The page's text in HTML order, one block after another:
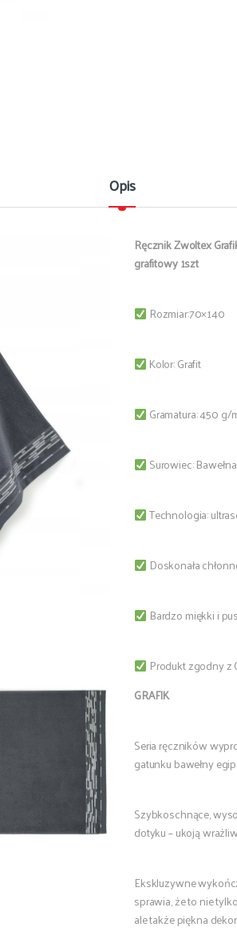
Opis
Ręcznik Zwoltex
grafitowy 1szt
Rozmiar:70×140
Kolor: Grafit
Gramatura: 450 g/
Surowiec:
Technologia:
Doskonała
Bardzo miękki i
Produkt zgodny z
GRAFIK
Seria ręczników
gatunku bawełny
Szybkoschnące,
dotyku – ukoją
Ekskluzywne
sprawia, że to nie
ale także piękna